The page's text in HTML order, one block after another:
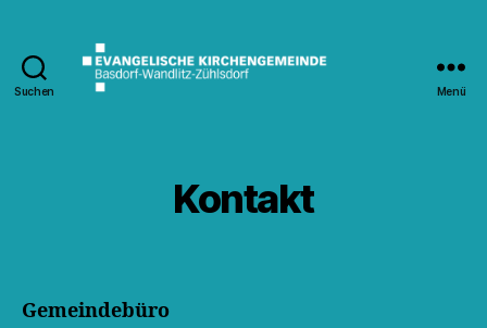
Suchen Menü
Kontakt
Gemeindebüro